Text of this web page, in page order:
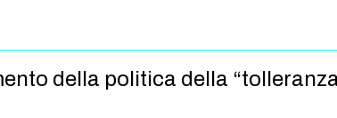
della politica della